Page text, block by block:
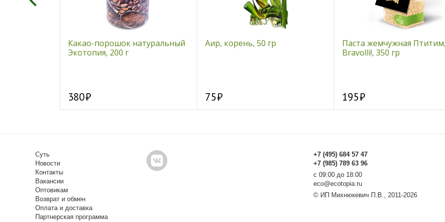
Какао-порошок натуральный
Экотопия, 200 г
380
Аир, корень, 50 гр
75
Паста жемчужная Птитим,
Bravolli!, 350 гр
195
Суть
Новости
Контакты
Вакансии
Оптовикам
Возврат и обмен
Оплата и доставка
Партнерская программа
+7 (495) 684 57 47
+7 (985) 789 63 96
с 09:00 до 18:00
eco@ecotopia.ru
© ИП Михнюкевич П.В., 2011-2026